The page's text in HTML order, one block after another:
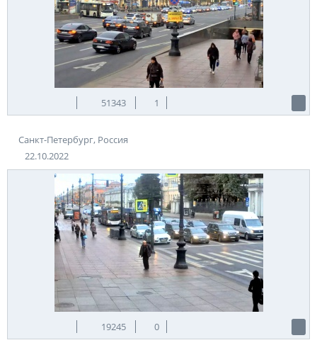
51343 1
Санкт-Петербург, Россия
22.10.2022
19245 0